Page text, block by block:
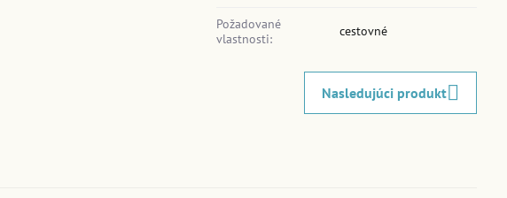
Požadované
vlastnosti:
cestovné
Nasledujúci produkt